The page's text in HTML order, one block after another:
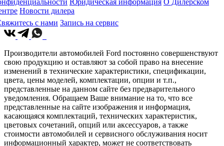
Юридическая информация О Дилерском
Новости дилера
с нами Запись на сервис
Производители автомобилей Ford постоянно совершенствуют
свою продукцию и оставляют за собой право на внесение
изменений в технические характеристики, спецификации,
цвета, цены моделей, комплектации, опции и т.п.,
представленные на данном сайте без предварительного
уведомления. Обращаем Ваше внимание на то, что все
представленные на сайте изображения и информация,
касающаяся комплектаций, технических характеристик,
цветовых сочетаний, опций или аксессуаров, а также
стоимости автомобилей и сервисного обслуживания носит
информационный характер, может не соответствовать